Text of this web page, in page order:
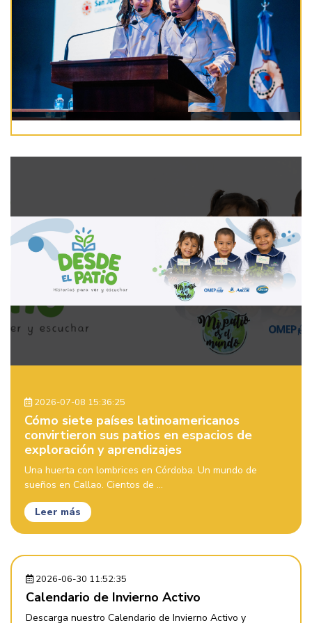
2026-07-08 15:36:25
Cómo siete países latinoamericanos
convirtieron sus patios en espacios de
exploración y aprendizajes
Una huerta con lombrices en Córdoba. Un mundo de
sueños en Callao. Cientos de ...
Leer más
2026-06-30 11:52:35
Calendario de Invierno Activo
Descarga nuestro Calendario de Invierno Activo y